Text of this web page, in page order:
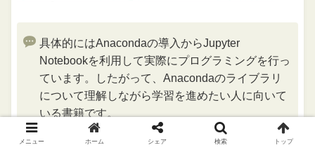
具体的にはAnacondaの導入からJupyter
Notebookを利用して実際にプログラミングを行っ
ています。したがって、Anacondaのライブラリ
について理解しながら学習を進めたい人に向いて
いる書籍です。
メニュー ホーム シェア 検索 トップ